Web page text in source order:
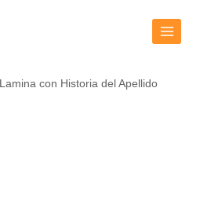
Lamina con Historia del Apellido